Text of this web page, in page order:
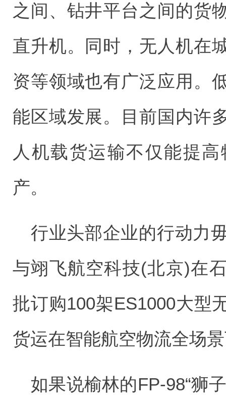
之间、钻井平台之间的货
直升机。同时，无人机在
资等领域也有广泛应用。
能区域发展。目前国内许
人机载货运输不仅能提
产。
行业头部企业的行动力
与翊飞航空科技(北京)在
批订购100架ES1000大型
货运在智能航空物流全场
如果说榆林的FP-98“狮